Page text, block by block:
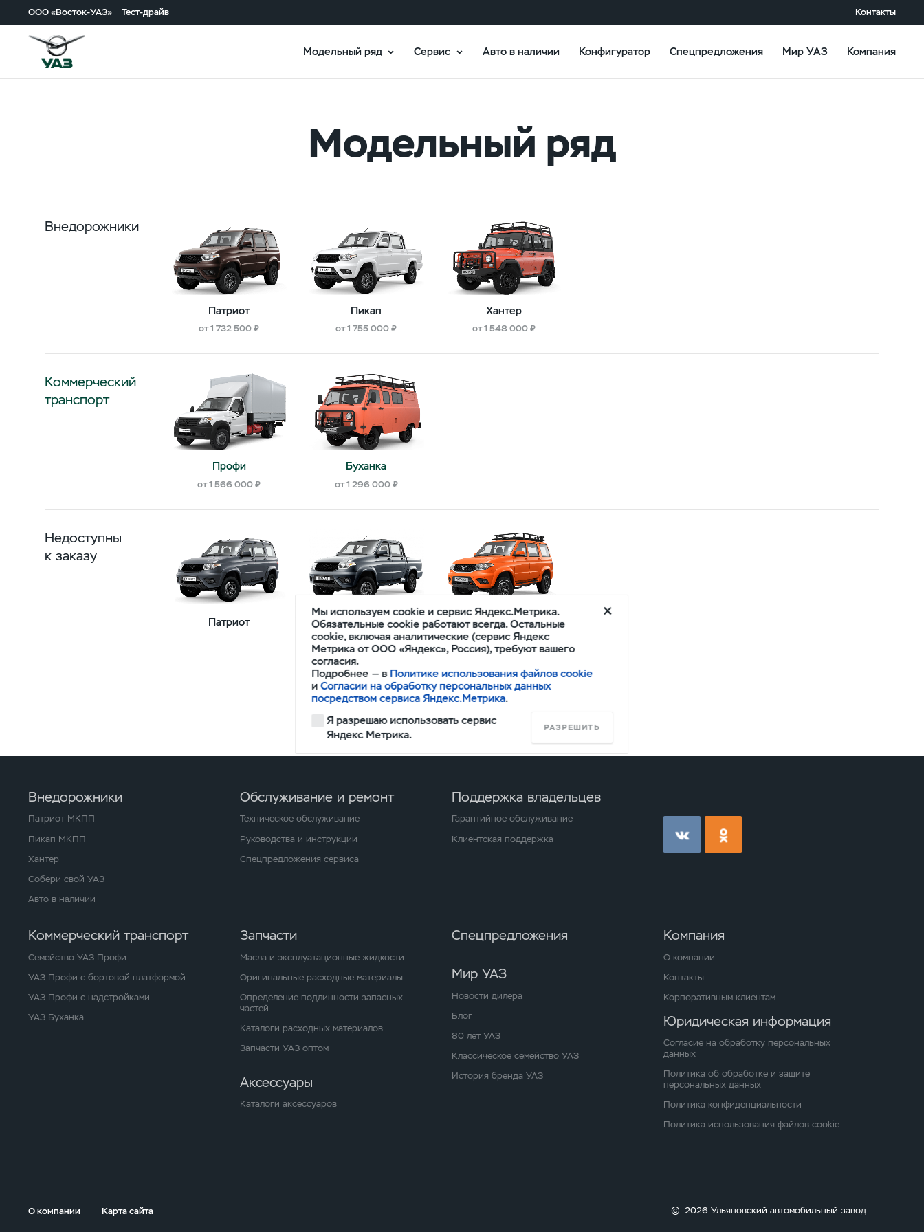
ООО «Восток-УАЗ» Тест-драйв Контакты
Модельный ряд Сервис Авто в наличии Конфигуратор Спецпредложения Мир УАЗ Компания
Модельный ряд
Внедорожники
Патриот
от 1 732 500 ₽
Пикап
от 1 755 000 ₽
Хантер
от 1 548 000 ₽
Коммерческий
транспорт
Профи
от 1 566 000 ₽
Буханка
от 1 296 000 ₽
Недоступны
к заказу
Патриот Пикап
Патриот
Экспедиционный
Внедорожники
Патриот МКПП
Пикап МКПП
Хантер
Собери свой УАЗ
Авто в наличии
Обслуживание и ремонт
Техническое обслуживание
Руководства и инструкции
Спецпредложения сервиса
Поддержка владельцев
Гарантийное обслуживание
Клиентская поддержка
Коммерческий транспорт
Семейство УАЗ Профи
УАЗ Профи с бортовой платформой
УАЗ Профи с надстройками
УАЗ Буханка
Запчасти
Масла и эксплуатационные жидкости
Оригинальные расходные материалы
Определение подлинности запасных
частей
Каталоги расходных материалов
Запчасти УАЗ оптом
Аксессуары
Каталоги аксессуаров
Спецпредложения
Мир УАЗ
Новости дилера
Блог
80 лет УАЗ
Классическое семейство УАЗ
История бренда УАЗ
Компания
О компании
Контакты
Корпоративным клиентам
Юридическая информация
Согласие на обработку персональных
данных
Политика об обработке и защите
персональных данных
Политика конфиденциальности
Политика использования файлов cookie
О компании Карта сайта © 2026 Ульяновский автомобильный завод
Мы используем cookie и сервис Яндекс.Метрика.
Обязательные cookie работают всегда. Остальные
cookie, включая аналитические (сервис Яндекс
Метрика от ООО «Яндекс», Россия), требуют вашего
согласия.
Подробнее — в Политике использования файлов cookie
иСогласии на обработку персональных данных
посредством сервиса Яндекс.Метрика.
Я разрешаю использовать сервис
Яндекс Метрика.
РАЗРЕШИТЬ